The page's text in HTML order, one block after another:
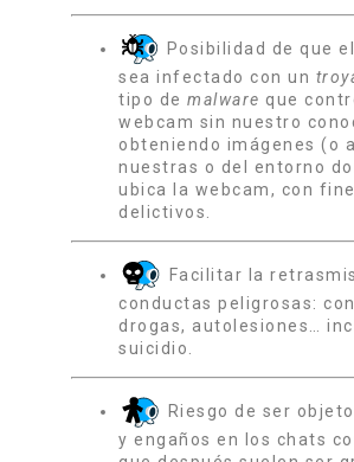
Posibilidad de que
sea infectado con un
tipo de malware que
webcam sin nuestro
obteniendo imágenes (o
nuestras o del entorno
ubica la webcam, con
delictivos.
Facilitar la
conductas peligrosas:
drogas, autolesiones…
suicidio.
Riesgo de ser
y engaños en los chats